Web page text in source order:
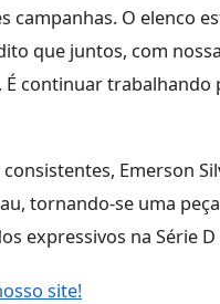
campanhas. O elenco
que juntos, com
É continuar
Emerson
tornando-se uma
expressivos na Série
site!